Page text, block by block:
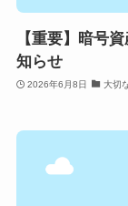
【重要】暗号
知らせ
2026年6月8日 大切